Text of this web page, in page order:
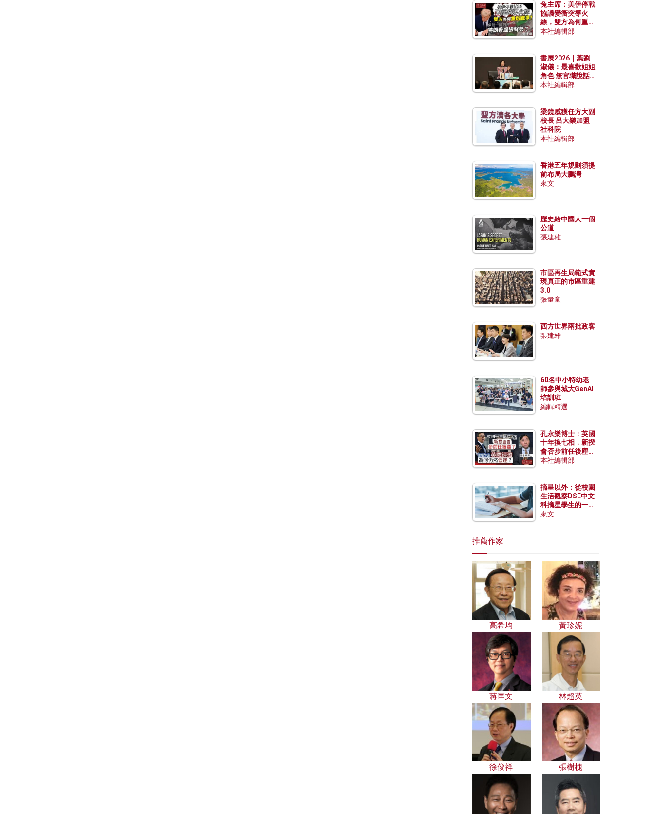
兔主席：美伊停戰
協議變衝突導火
線，雙方為何重啟
戰爭？伊朗一早洞
本社編輯部
書展2026｜葉劉
淑儀：最喜歡姐姐
角色 無官職說話
包袱少
本社編輯部
梁鏡威獲任方大副
校長 呂大樂加盟
社科院
本社編輯部
香港五年規劃須提
前布局大鵬灣
來文
歷史給中國人一個
公道
張建雄
市區再生局範式實
現真正的市區重建
3.0
張量童
西方世界兩批政客
張建雄
60名中小特幼老
師參與城大GenAI
培訓班
編輯精選
孔永樂博士：英國
十年換七相，新揆
會否步前任後塵？
脫歐後英國經濟為
本社編輯部
摘星以外：從校園
生活觀察DSE中文
科摘星學生的一點
特質
來文
推薦作家
高希均 黃珍妮
蔣匡文 林超英
徐俊祥 張樹槐